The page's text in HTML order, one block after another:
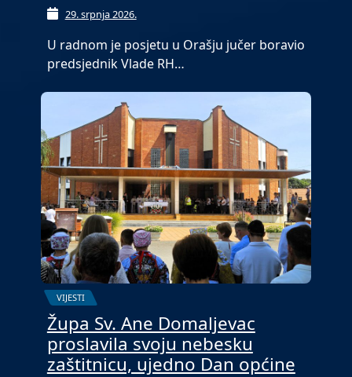
29. srpnja 2026.
U radnom je posjetu u Orašju jučer boravio
predsjednik Vlade RH…
VIJESTI
Župa Sv. Ane Domaljevac
proslavila svoju nebesku
zaštitnicu, ujedno Dan općine